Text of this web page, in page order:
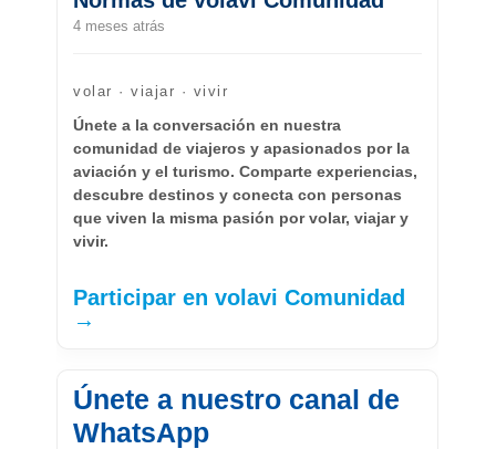
4 meses atrás
volar · viajar · vivir
Únete a la conversación en nuestra
comunidad de viajeros y apasionados por la
aviación y el turismo. Comparte experiencias,
descubre destinos y conecta con personas
que viven la misma pasión por volar, viajar y
vivir.
Participar en volavi Comunidad
→
Únete a nuestro canal de
WhatsApp